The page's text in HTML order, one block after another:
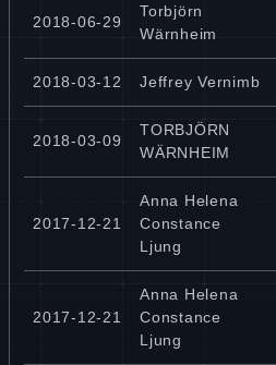
2018-06-29
Torbjörn
Wärnheim
2018-03-12 Jeffrey Vernimb
2018-03-09
TORBJÖRN
WÄRNHEIM
2017-12-21
Anna Helena
Constance
Ljung
2017-12-21
Anna Helena
Constance
Ljung